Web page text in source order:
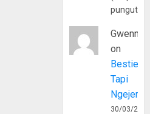
Gwenny
on
Bestie
Tapi
30/03/